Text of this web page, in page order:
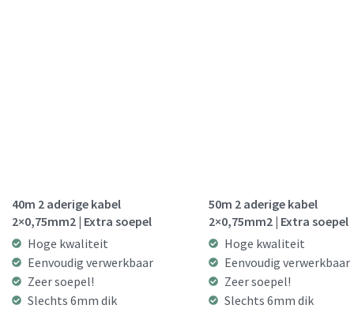
40m 2 aderige kabel
2×0,75mm2 | Extra soepel
Hoge kwaliteit
Eenvoudig verwerkbaar
Zeer soepel!
Slechts 6mm dik
50m 2 aderige kabel
2×0,75mm2 | Extra soepel
Hoge kwaliteit
Eenvoudig verwerkbaar
Zeer soepel!
Slechts 6mm dik